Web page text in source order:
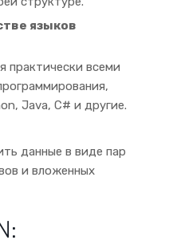
языков
практически всеми
Java, C# и другие.
данные в виде пар
и вложенных